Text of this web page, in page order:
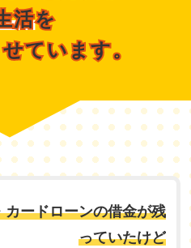
活を
ています。
活を
ています。
カードローンの借金が残
っていたけど